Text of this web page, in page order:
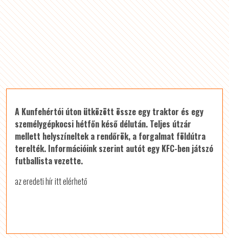
A Kunfehértói úton ütközött össze egy traktor és egy
személygépkocsi hétfőn késő délután. Teljes útzár
mellett helyszíneltek a rendőrök, a forgalmat földútra
terelték. Információink szerint autót egy KFC-ben játszó
futballista vezette.
az eredeti hír itt elérhető